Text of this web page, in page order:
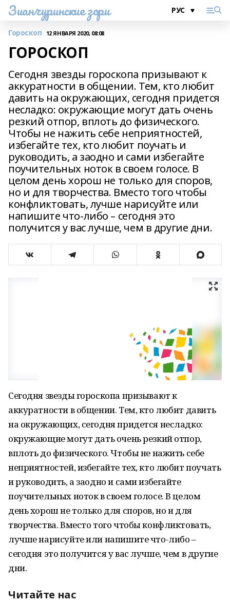
Зианчуринские зори
Гороскоп 12 ЯНВАРЯ 2020, 08:08
ГОРОСКОП
Сегодня звезды гороскопа призывают к
аккуратности в общении. Тем, кто любит
давить на окружающих, сегодня придется
несладко: окружающие могут дать очень
резкий отпор, вплоть до физического.
Чтобы не нажить себе неприятностей,
избегайте тех, кто любит поучать и
руководить, а заодно и сами избегайте
поучительных ноток в своем голосе. В
целом день хорош не только для споров,
но и для творчества. Вместо того чтобы
конфликтовать, лучше нарисуйте или
напишите что-либо – сегодня это
получится у вас лучше, чем в другие дни.
Сегодня звезды гороскопа призывают к
аккуратности в общении. Тем, кто любит давить
на окружающих, сегодня придется несладко:
окружающие могут дать очень резкий отпор,
вплоть до физического. Чтобы не нажить себе
неприятностей, избегайте тех, кто любит поучать
и руководить, а заодно и сами избегайте
поучительных ноток в своем голосе. В целом
день хорош не только для споров, но и для
творчества. Вместо того чтобы конфликтовать,
лучше нарисуйте или напишите что-либо –
сегодня это получится у вас лучше, чем в другие
дни.
Читайте нас